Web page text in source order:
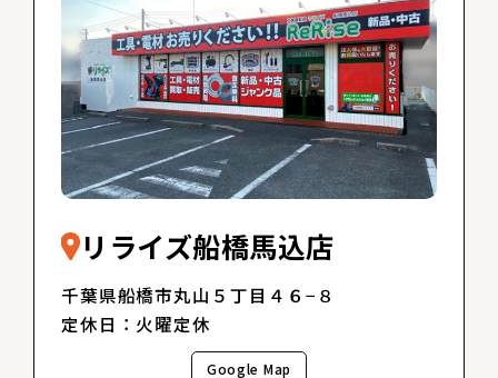
リライズ船橋馬込店
千葉県船橋市丸山５丁目４６−８
定休日：火曜定休
Google Map